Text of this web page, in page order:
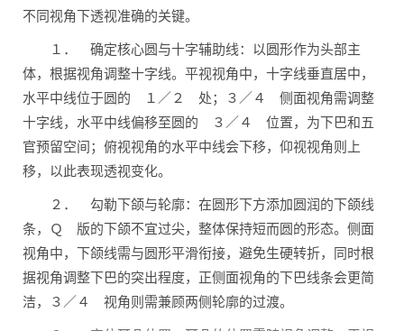
不同视角下透视准确的关键。
１． 确定核心圆与十字辅助线：以圆形作为头部主
体，根据视角调整十字线。平视视角中，十字线垂直居中，
水平中线位于圆的 １／２ 处；３／４ 侧面视角需调整
十字线，水平中线偏移至圆的 ３／４ 位置，为下巴和五
官预留空间；俯视视角的水平中线会下移，仰视视角则上
移，以此表现透视变化。
２． 勾勒下颌与轮廓：在圆形下方添加圆润的下颌线
条，Ｑ 版的下颌不宜过尖，整体保持短而圆的形态。侧面
视角中，下颌线需与圆形平滑衔接，避免生硬转折，同时根
据视角调整下巴的突出程度，正侧面视角的下巴线条会更简
洁，３／４ 视角则需兼顾两侧轮廓的过渡。